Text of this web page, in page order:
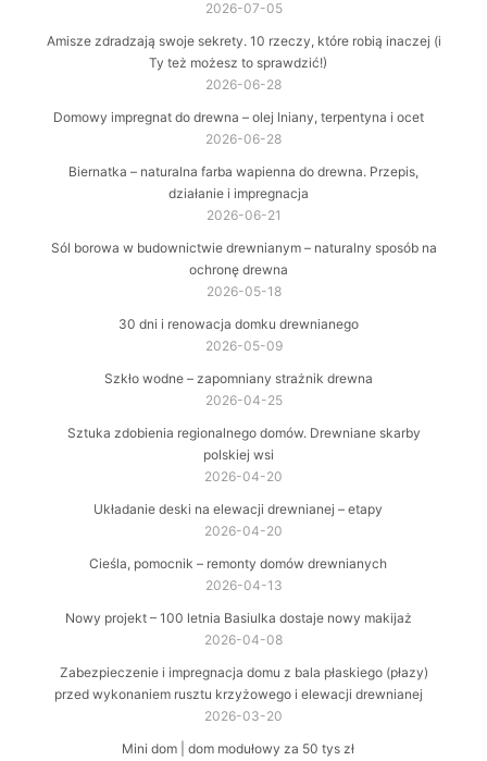
2026-07-05
Amisze zdradzają swoje sekrety. 10 rzeczy, które robią inaczej (i
Ty też możesz to sprawdzić!)
2026-06-28
Domowy impregnat do drewna – olej lniany, terpentyna i ocet
2026-06-28
Biernatka – naturalna farba wapienna do drewna. Przepis,
działanie i impregnacja
2026-06-21
Sól borowa w budownictwie drewnianym – naturalny sposób na
ochronę drewna
2026-05-18
30 dni i renowacja domku drewnianego
2026-05-09
Szkło wodne – zapomniany strażnik drewna
2026-04-25
Sztuka zdobienia regionalnego domów. Drewniane skarby
polskiej wsi
2026-04-20
Układanie deski na elewacji drewnianej – etapy
2026-04-20
Cieśla, pomocnik – remonty domów drewnianych
2026-04-13
Nowy projekt – 100 letnia Basiulka dostaje nowy makijaż
2026-04-08
Zabezpieczenie i impregnacja domu z bala płaskiego (płazy)
przed wykonaniem rusztu krzyżowego i elewacji drewnianej
2026-03-20
Mini dom | dom modułowy za 50 tys zł